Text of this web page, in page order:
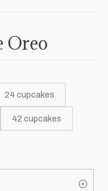
Oreo
24 cupcakes
42 cupcakes